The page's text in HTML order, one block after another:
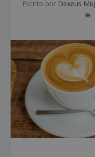
Escrito por Dexeus